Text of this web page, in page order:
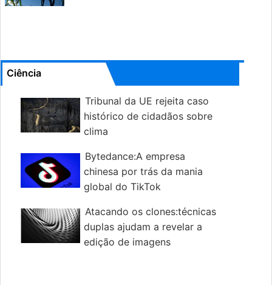
Ciência
Tribunal da UE rejeita caso
histórico de cidadãos sobre
clima
Bytedance:A empresa
chinesa por trás da mania
global do TikTok
Atacando os clones:técnicas
duplas ajudam a revelar a
edição de imagens